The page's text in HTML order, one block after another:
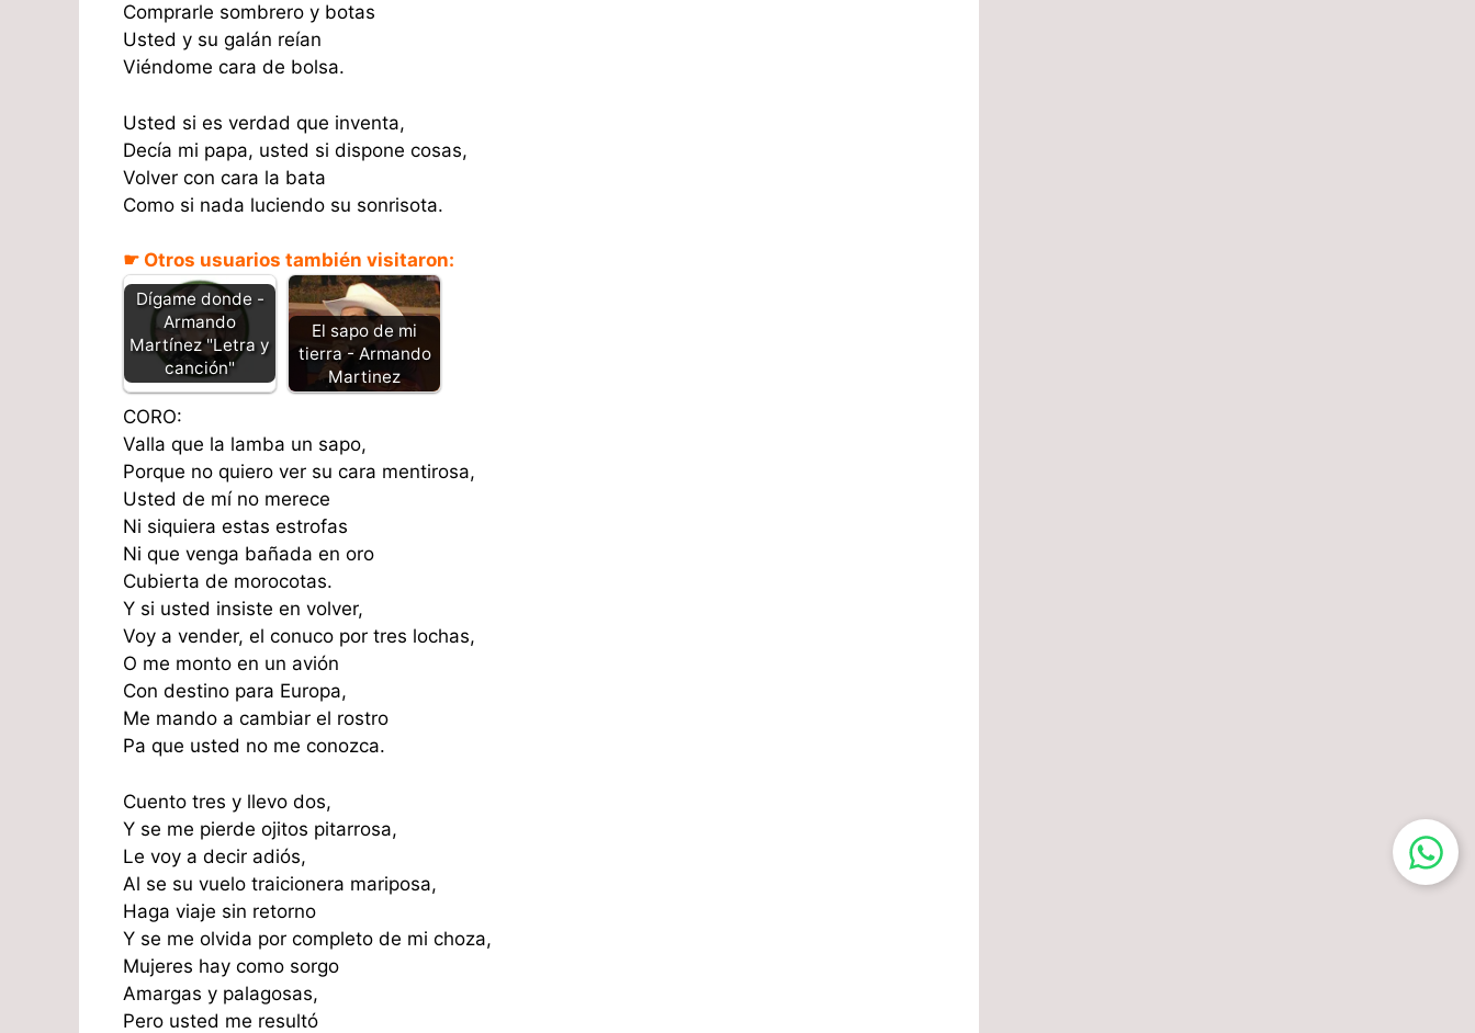
Comprarle sombrero y botas
Usted y su galán reían
Viéndome cara de bolsa.
Usted si es verdad que inventa,
Decía mi papa, usted si dispone cosas,
Volver con cara la bata
Como si nada luciendo su sonrisota.
☛ Otros usuarios también visitaron:
Dígame donde -
Armando
Martínez "Letra y
canción"
El sapo de mi
tierra - Armando
Martinez
CORO:
Valla que la lamba un sapo,
Porque no quiero ver su cara mentirosa,
Usted de mí no merece
Ni siquiera estas estrofas
Ni que venga bañada en oro
Cubierta de morocotas.
Y si usted insiste en volver,
Voy a vender, el conuco por tres lochas,
O me monto en un avión
Con destino para Europa,
Me mando a cambiar el rostro
Pa que usted no me conozca.
Cuento tres y llevo dos,
Y se me pierde ojitos pitarrosa,
Le voy a decir adiós,
Al se su vuelo traicionera mariposa,
Haga viaje sin retorno
Y se me olvida por completo de mi choza,
Mujeres hay como sorgo
Amargas y palagosas,
Pero usted me resultó